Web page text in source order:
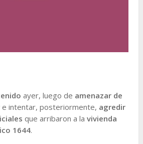
ayer, luego de amenazar de
e intentar, posteriormente, agredir
que arribaron a la vivienda
1644.